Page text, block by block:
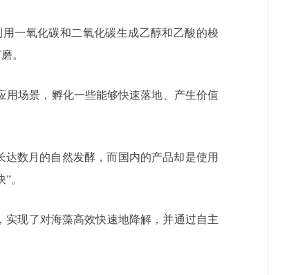
一氧化碳和二氧化碳生成乙醇和乙酸的梭
。
用场景，孵化一些能够快速落地、产生价值
数月的自然发酵，而国内的产品却是使用
。
现了对海藻高效快速地降解，并通过自主